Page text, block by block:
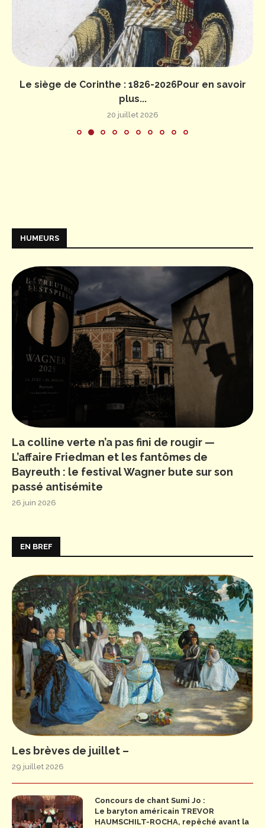
Le siège de Corinthe : 1826-2026Pour en savoir
plus...
20 juillet 2026
HUMEURS
La colline verte n’a pas fini de rougir —
L’affaire Friedman et les fantômes de
Bayreuth : le festival Wagner bute sur son
passé antisémite
26 juin 2026
EN BREF
Les brèves de juillet –
29 juillet 2026
Concours de chant Sumi Jo :
Le baryton américain TREVOR
HAUMSCHILT-ROCHA, repêché avant la